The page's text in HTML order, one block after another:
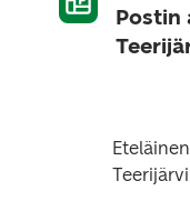
Postin
Teerijärvi